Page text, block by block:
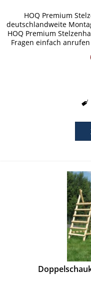
HOQ Premium
deutschlandweite
HOQ Premium
Fragen einfach